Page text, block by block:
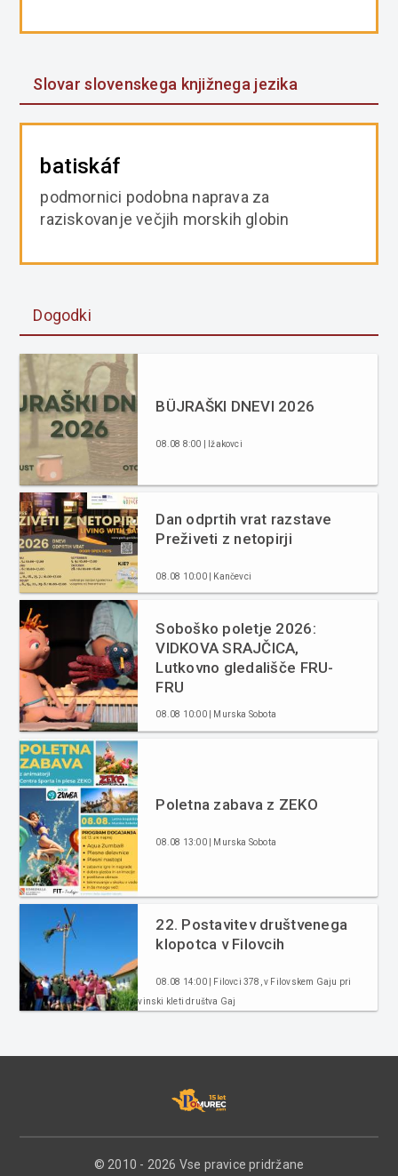
Slovar slovenskega knjižnega jezika
batiskáf
podmornici podobna naprava za
raziskovanje večjih morskih globin
Dogodki
BÜJRAŠKI DNEVI 2026
08.08 8:00 | Ižakovci
Dan odprtih vrat razstave
Preživeti z netopirji
08.08 10:00 | Kančevci
Soboško poletje 2026:
VIDKOVA SRAJČICA,
Lutkovno gledališče FRU-
FRU
08.08 10:00 | Murska Sobota
Poletna zabava z ZEKO
08.08 13:00 | Murska Sobota
22. Postavitev društvenega
klopotca v Filovcih
08.08 14:00 | Filovci 378, v Filovskem Gaju pri
vinski kleti društva Gaj
© 2010 - 2026 Vse pravice pridržane